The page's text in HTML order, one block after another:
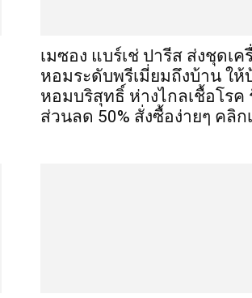
เมซอง แบร์เช่ ปารีส ส่งชุดเค
หอมระดับพรีเมี่ยมถึงบ้าน ให้
หอมบริสุทธิ์ ห่างไกลเชื้อโรค
ส่วนลด 50% สั่งซื้อง่ายๆ คลิก